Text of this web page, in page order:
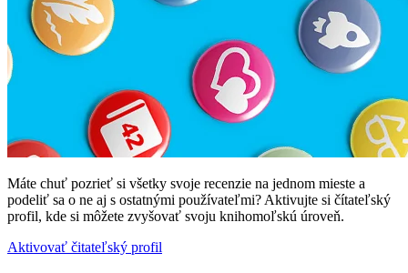
Máte chuť pozrieť si všetky svoje recenzie na jednom mieste a
podeliť sa o ne aj s ostatnými používateľmi? Aktivujte si čítateľský
profil, kde si môžete zvyšovať svoju knihomoľskú úroveň.
Aktivovať čitateľský profil